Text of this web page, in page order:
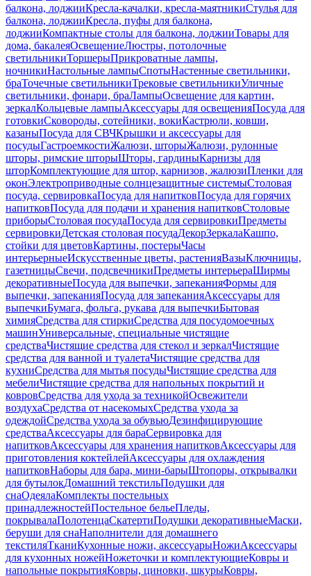
балкона, лоджииКресла-качалки, кресла-маятникиСтулья для
балкона, лоджииКресла, пуфы для балкона,
лоджииКомпактные столы для балкона, лоджииТовары для
дома, бакалеяОсвещениеЛюстры, потолочные
светильникиТоршерыПрикроватные лампы,
ночникиНастольные лампыСпотыНастенные светильники,
браТочечные светильникиТрековые светильникиУличные
светильники, фонари, браЛампыОсвещение для картин,
зеркалКольцевые лампыАксессуары для освещенияПосуда для
готовкиСковороды, сотейники, вокиКастрюли, ковши,
казаныПосуда для СВЧКрышки и аксессуары для
посудыГастроемкостиЖалюзи, шторыЖалюзи, рулонные
шторы, римские шторыШторы, гардиныКарнизы для
шторКомплектующие для штор, карнизов, жалюзиПленки для
оконЭлектроприводные солнцезащитные системыСтоловая
посуда, сервировкаПосуда для напитковПосуда для горячих
напитковПосуда для подачи и хранения напитковСтоловые
приборыСтоловая посудаПосуда для сервировкиПредметы
сервировкиДетская столовая посудаДекорЗеркалаКашпо,
стойки для цветовКартины, постерыЧасы
интерьерныеИскусственные цветы, растенияВазыКлючницы,
газетницыСвечи, подсвечникиПредметы интерьераШирмы
декоративныеПосуда для выпечки, запеканияФормы для
выпечки, запеканияПосуда для запеканияАксессуары для
выпечкиБумага, фольга, рукава для выпечкиБытовая
химияСредства для стиркиСредства для посудомоечных
машинУниверсальные, специальные чистящие
средстваЧистящие средства для стекол и зеркалЧистящие
средства для ванной и туалетаЧистящие средства для
кухниСредства для мытья посудыЧистящие средства для
мебелиЧистящие средства для напольных покрытий и
ковровСредства для ухода за техникойОсвежители
воздухаСредства от насекомыхСредства ухода за
одеждойСредства ухода за обувьюДезинфицирующие
средстваАксессуары для бараСервировка для
напитковАксессуары для хранения напитковАксессуары для
приготовления коктейлейАксессуары для охлаждения
напитковНаборы для бара, мини-барыШтопоры, открывалки
для бутылокДомашний текстильПодушки для
снаОдеялаКомплекты постельных
принадлежностейПостельное бельеПледы,
покрывалаПолотенцаСкатертиПодушки декоративныеМаски,
беруши для снаНаполнители для домашнего
текстиляТканиКухонные ножи, аксессуарыНожиАксессуары
для кухонных ножейНожеточки и комплектующиеКовры и
напольные покрытияКовры, циновки, шкурыКовры,